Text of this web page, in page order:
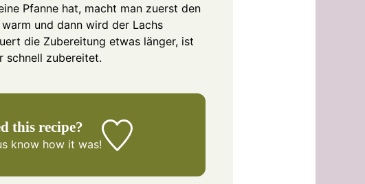
Pfanne hat, macht man zuerst den
und dann wird der Lachs
die Zubereitung etwas länger, ist
schnell zubereitet.
this recipe?
knowhow it was!